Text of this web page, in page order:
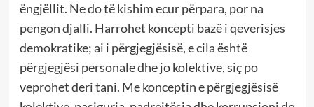
ëngjëllit. Ne do të kishim ecur përpara, por na
pengon djalli. Harrohet koncepti bazë i qeverisjes
demokratike; ai i përgjegjësisë, e cila është
përgjegjësi personale dhe jo kolektive, siç po
veprohet deri tani. Me konceptin e përgjegjësisë